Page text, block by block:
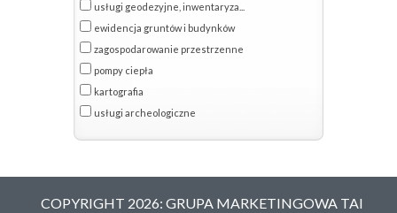
usługi geodezyjne, inwentaryza...
ewidencja gruntów i budynków
zagospodarowanie przestrzenne
pompy ciepła
kartografia
usługi archeologiczne
COPYRIGHT 2026: GRUPA MARKETINGOWA TAI